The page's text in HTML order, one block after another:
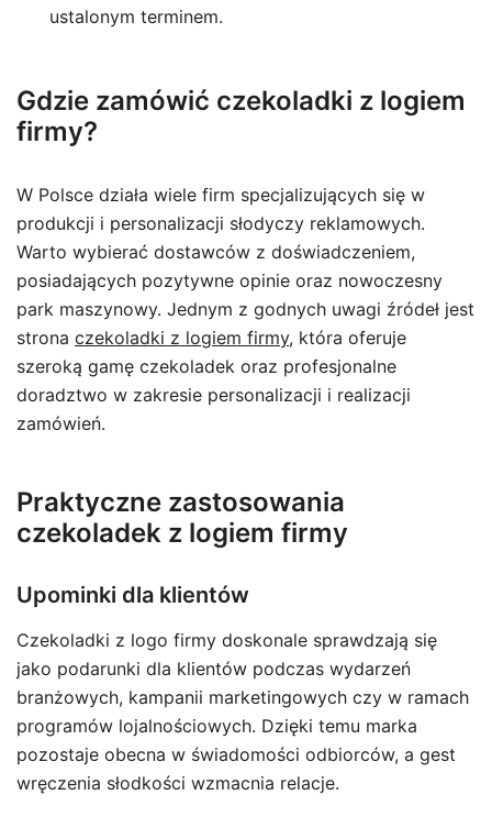
ustalonym terminem.
Gdzie zamówić czekoladki z logiem
firmy?
W Polsce działa wiele firm specjalizujących się w
produkcji i personalizacji słodyczy reklamowych.
Warto wybierać dostawców z doświadczeniem,
posiadających pozytywne opinie oraz nowoczesny
park maszynowy. Jednym z godnych uwagi źródeł jest
strona czekoladki z logiem firmy, która oferuje
szeroką gamę czekoladek oraz profesjonalne
doradztwo w zakresie personalizacji i realizacji
zamówień.
Praktyczne zastosowania
czekoladek z logiem firmy
Upominki dla klientów
Czekoladki z logo firmy doskonale sprawdzają się
jako podarunki dla klientów podczas wydarzeń
branżowych, kampanii marketingowych czy w ramach
programów lojalnościowych. Dzięki temu marka
pozostaje obecna w świadomości odbiorców, a gest
wręczenia słodkości wzmacnia relacje.